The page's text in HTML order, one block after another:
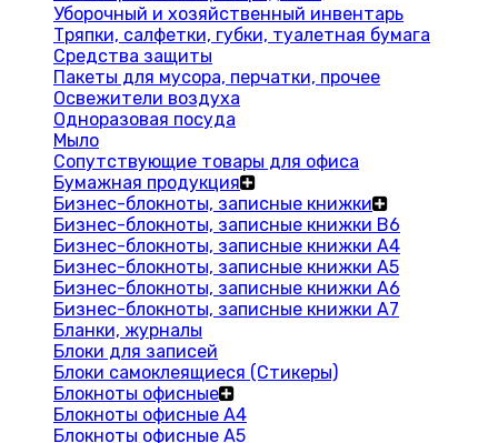
Уборочный и хозяйственный инвентарь
Тряпки, салфетки, губки, туалетная бумага
Средства защиты
Пакеты для мусора, перчатки, прочее
Освежители воздуха
Одноразовая посуда
Мыло
Сопутствующие товары для офиса
Бумажная продукция
Бизнес-блокноты, записные книжки
Бизнес-блокноты, записные книжки В6
Бизнес-блокноты, записные книжки A4
Бизнес-блокноты, записные книжки А5
Бизнес-блокноты, записные книжки А6
Бизнес-блокноты, записные книжки А7
Бланки, журналы
Блоки для записей
Блоки самоклеящиеся (Стикеры)
Блокноты офисные
Блокноты офисные A4
Блокноты офисные A5